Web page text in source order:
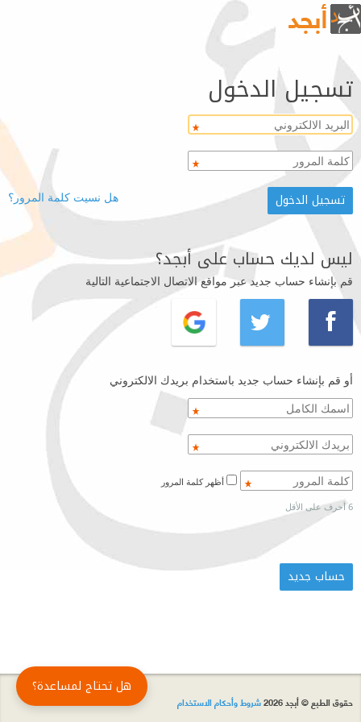
تسجيل الدخول
هل نسيت كلمة المرور؟
ليس لديك حساب على أبجد؟
قم بإنشاء حساب جديد عبر مواقع الاتصال الاجتماعية التالية
أو قم بإنشاء حساب جديد باستخدام بريدك الالكتروني
6 أحرف على الأقل
حقوق الطبع © أبجد 2026 شروط وأحكام الاستخدام
هل تحتاج لمساعدة؟